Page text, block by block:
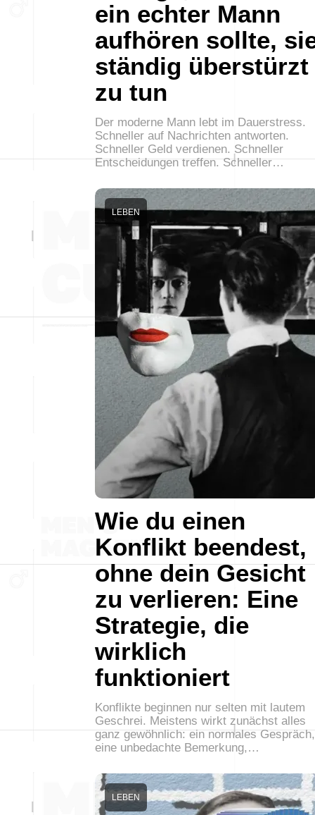
ein echter Mann
aufhören sollte,
ständig überstürzt
zu tun
Der moderne Mann lebt im Dauerstress.
Schneller auf Nachrichten antworten.
Schneller Geld verdienen. Schneller
Entscheidungen treffen. Schneller…
Wie du einen
Konflikt beendest,
ohne dein Gesicht
zu verlieren: Eine
Strategie, die
wirklich
funktioniert
LEBEN
Konflikte beginnen nur selten mit lautem
Geschrei. Meistens wirkt zunächst alles
ganz gewöhnlich: ein normales Gespräch,
eine unbedachte Bemerkung,…
LEBEN